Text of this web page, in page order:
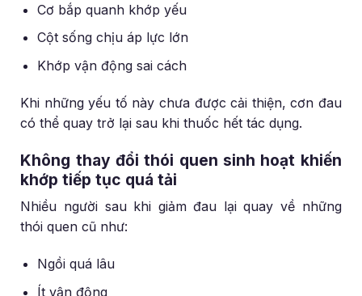
Cơ bắp quanh khớp yếu
Cột sống chịu áp lực lớn
Khớp vận động sai cách
Khi những yếu tố này chưa được cải thiện, cơn đau
có thể quay trở lại sau khi thuốc hết tác dụng.
Không thay đổi thói quen sinh hoạt khiến
khớp tiếp tục quá tải
Nhiều người sau khi giảm đau lại quay về những
thói quen cũ như:
Ngồi quá lâu
Ít vận động